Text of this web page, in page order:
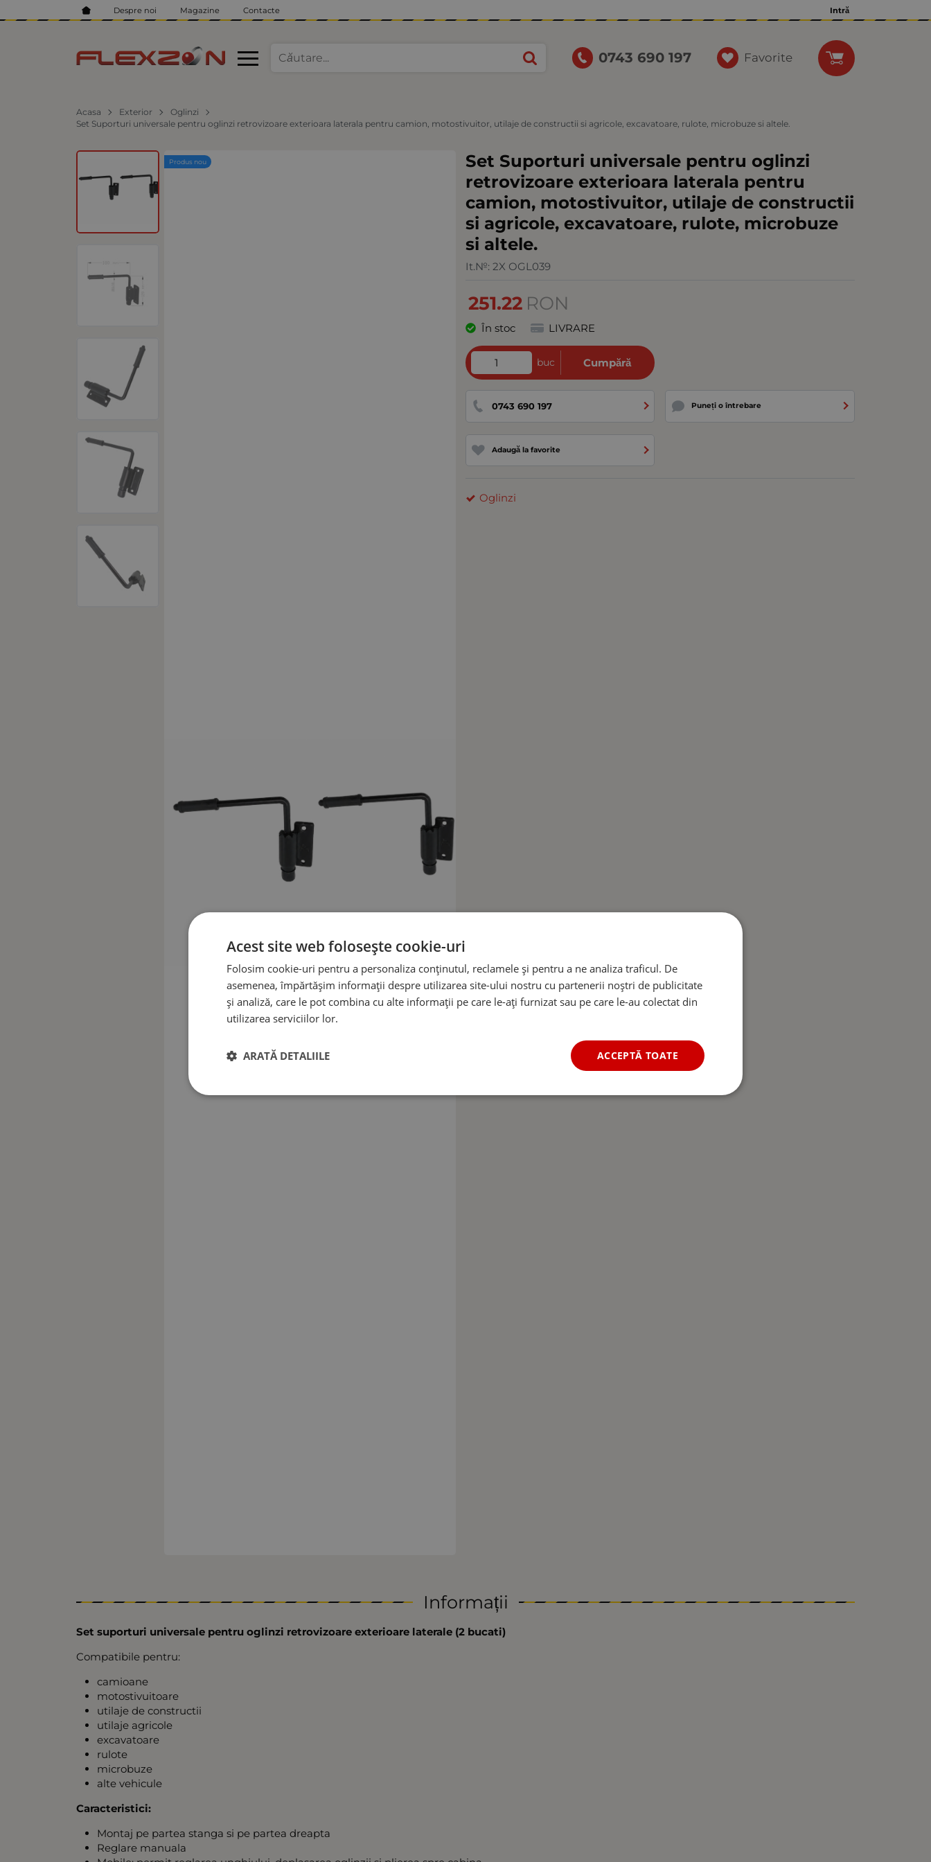
Despre noi Magazine Contacte Intră
0743 690 197 Favorite
Acasa Exterior
Oglinzi
Set Suporturi universale pentru oglinzi retrovizoare exterioara laterala pentru camion, motostivuitor, utilaje de constructii si agricole, excavatoare, rulote, microbuze si altele.
Set Suporturi universale pentru oglinzi
retrovizoare exterioara laterala pentru
camion, motostivuitor, utilaje de constructii
si agricole, excavatoare, rulote, microbuze
si altele.
It.№: 2X OGL039
Produs nou
251.22 RON
În stoc LIVRARE
buc Cumpără
0743 690 197 Puneți o întrebare
Adaugă la favorite
Oglinzi
Informații
Set suporturi universale pentru oglinzi retrovizoare exterioare laterale (2 bucati)
Compatibile pentru:
camioane
motostivuitoare
utilaje de constructii
utilaje agricole
excavatoare
rulote
microbuze
alte vehicule
Caracteristici:
Montaj pe partea stanga si pe partea dreapta
Reglare manuala
Acest site web folosește cookie-uri
Folosim cookie-uri pentru a personaliza conținutul, reclamele și pentru a ne analiza traficul. De
asemenea, împărtășim informații despre utilizarea site-ului nostru cu partenerii noștri de publicitate
și analiză, care le pot combina cu alte informații pe care le-ați furnizat sau pe care le-au colectat din
utilizarea serviciilor lor.
ACCEPTĂ TOATE
ARATĂ DETALIILE